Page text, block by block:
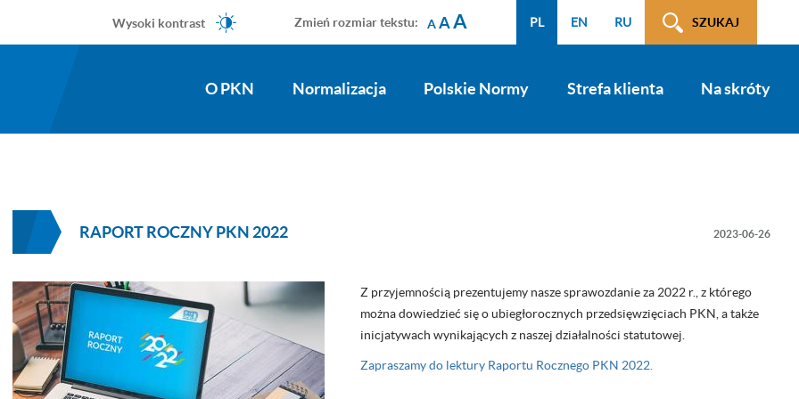
SZUKAJ
PL EN RU
Zmień rozmiar tekstu: AAA
Wysoki kontrast
O PKN Normalizacja Polskie Normy Strefa klienta Na skróty
RAPORT ROCZNY PKN 2022 2023-06-26
Z przyjemnością prezentujemy nasze sprawozdanie za 2022 r., z którego
można dowiedzieć się o ubiegłorocznych przedsięwzięciach PKN, a także
inicjatywach wynikających z naszej działalności statutowej.
Zapraszamy do lektury Raportu Rocznego PKN 2022.